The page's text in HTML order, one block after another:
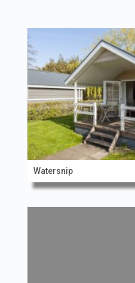
Watersnip